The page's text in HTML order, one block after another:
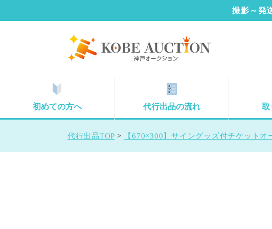
撮影～発
初めての方へ 代行出品の流れ 取
代行出品TOP > 【670×300】サイングッズ付チケットオ